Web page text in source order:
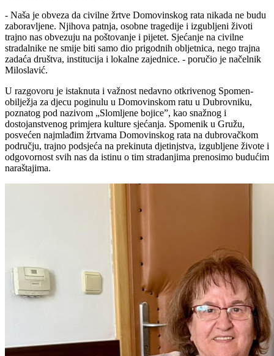
- Naša je obveza da civilne žrtve Domovinskog rata nikada ne budu
zaboravljene. Njihova patnja, osobne tragedije i izgubljeni životi
trajno nas obvezuju na poštovanje i pijetet. Sjećanje na civilne
stradalnike ne smije biti samo dio prigodnih obljetnica, nego trajna
zadaća društva, institucija i lokalne zajednice. - poručio je načelnik
Miloslavić.
U razgovoru je istaknuta i važnost nedavno otkrivenog Spomen-
obilježja za djecu poginulu u Domovinskom ratu u Dubrovniku,
poznatog pod nazivom „Slomljene bojice”, kao snažnog i
dostojanstvenog primjera kulture sjećanja. Spomenik u Gružu,
posvećen najmlađim žrtvama Domovinskog rata na dubrovačkom
području, trajno podsjeća na prekinuta djetinjstva, izgubljene živote i
odgovornost svih nas da istinu o tim stradanjima prenosimo budućim
naraštajima.